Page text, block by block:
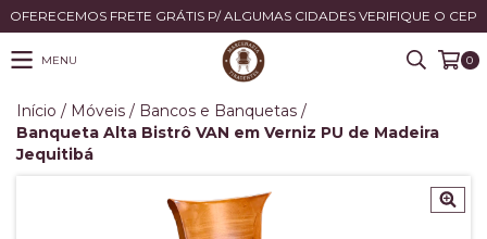
OFERECEMOS FRETE GRÁTIS P/ ALGUMAS CIDADES VERIFIQUE O CEP
MENU 0
Início / Móveis / Bancos e Banquetas /
Banqueta Alta Bistrô VAN em Verniz PU de Madeira
Jequitibá